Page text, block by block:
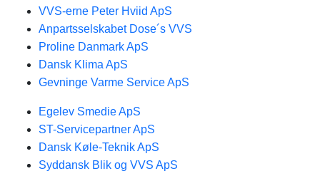
VVS-erne Peter Hviid ApS
Anpartsselskabet Dose´s VVS
Proline Danmark ApS
Dansk Klima ApS
Gevninge Varme Service ApS
Egelev Smedie ApS
ST-Servicepartner ApS
Dansk Køle-Teknik ApS
Syddansk Blik og VVS ApS